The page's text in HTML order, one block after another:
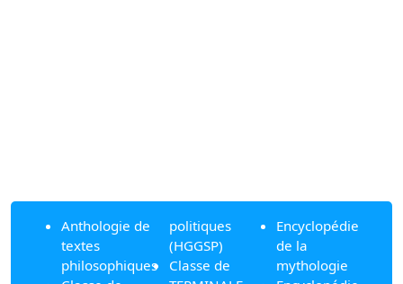
Anthologie de
textes
philosophiques
politiques
(HGGSP)
Classe de
Encyclopédie
de la
mythologie